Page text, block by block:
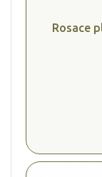
Rosace